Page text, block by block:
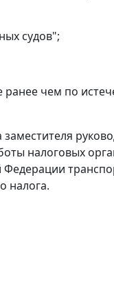
судов";
ранее чем по
налоговых
налога.